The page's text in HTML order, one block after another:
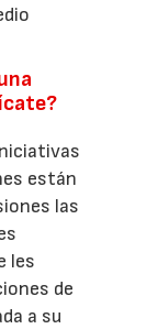
están
las
les
de
a su